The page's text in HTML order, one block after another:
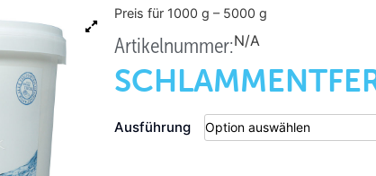
Preis für 1000 g – 5000 g
Artikelnummer:N/A
Ausführung